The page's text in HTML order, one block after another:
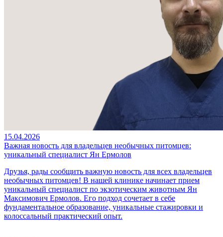
15.04.2026
Важная новость для владельцев необычных питомцев:
уникальный специалист Ян Ермолов
Друзья, рады сообщить важную новость для всех владельцев
необычных питомцев! В нашей клинике начинает прием
уникальный специалист по экзотическим животным Ян
Максимович Ермолов. Его подход сочетает в себе
фундаментальное образование, уникальные стажировки и
колоссальный практический опыт.